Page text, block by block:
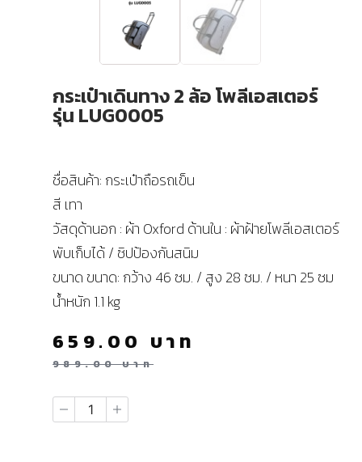
กระเป๋าเดินทาง 2 ล้อ โพลีเอสเตอร์
รุ่น LUG0005
ชื่อสินค้า: กระเป๋าถือรถเข็น
สี เทา
วัสดุด้านอก : ผ้า Oxford ด้านใน : ผ้าฝ้ายโพลีเอสเตอร์
พับเก็บได้ / ซิปป้องกันสนิม
ขนาด ขนาด: กว้าง 46 ซม. / สูง 28 ซม. / หนา 25 ซม
น้ำหนัก 1.1 kg
989.00บาท
659.00 บาท